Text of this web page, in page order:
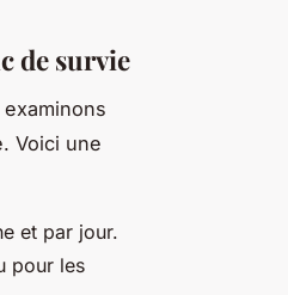
de survie
Voici une
et par jour.
pour les